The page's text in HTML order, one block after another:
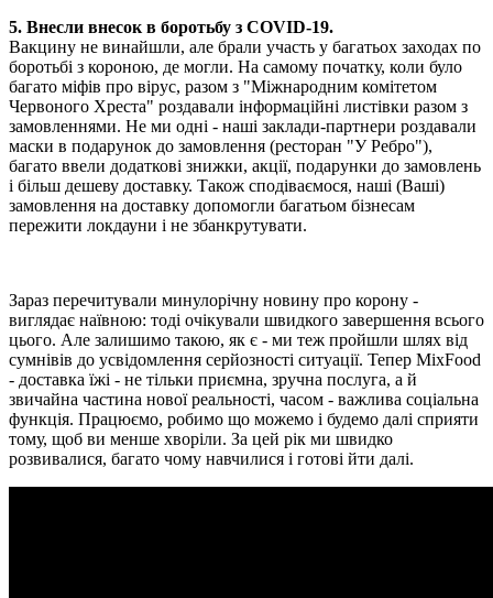
5. Внесли внесок в боротьбу з COVID-19.
Вакцину не винайшли, але брали участь у багатьох заходах по
боротьбі з короною, де могли. На самому початку, коли було
багато міфів про вірус, разом з "Міжнародним комітетом
Червоного Хреста" роздавали інформаційні листівки разом з
замовленнями. Не ми одні - наші заклади-партнери роздавали
маски в подарунок до замовлення (ресторан "У Ребро"),
багато ввели додаткові знижки, акції, подарунки до замовлень
і більш дешеву доставку. Також сподіваємося, наші (Ваші)
замовлення на доставку допомогли багатьом бізнесам
пережити локдауни і не збанкрутувати.
Зараз перечитували минулорічну новину про корону -
виглядає наївною: тоді очікували швидкого завершення всього
цього. Але залишимо такою, як є - ми теж пройшли шлях від
сумнівів до усвідомлення серйозності ситуації. Тепер MixFood
- доставка їжі - не тільки приємна, зручна послуга, а й
звичайна частина нової реальності, часом - важлива соціальна
функція. Працюємо, робимо що можемо і будемо далі сприяти
тому, щоб ви менше хворіли. За цей рік ми швидко
розвивалися, багато чому навчилися і готові йти далі.